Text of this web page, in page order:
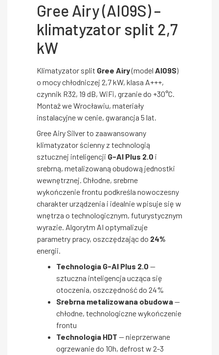
Gree Airy (AI09S) –
klimatyzator split 2,7
kW
Klimatyzator split Gree Airy(model AI09S)
o mocy chłodniczej 2,7 kW, klasa A+++,
czynnik R32, 19 dB, WiFi, grzanie do +30°C.
Montaż we Wrocławiu, materiały
instalacyjne w cenie, gwarancja 5 lat.
Gree Airy Silver to zaawansowany
klimatyzator ścienny z technologią
sztucznej inteligencji G-AI Plus 2.0 i
srebrną, metalizowaną obudową jednostki
wewnętrznej. Chłodne, srebrne
wykończenie frontu podkreśla nowoczesny
charakter urządzenia i idealnie wpisuje się w
wnętrza o technologicznym, futurystycznym
wyrazie. Algorytm AI optymalizuje
parametry pracy, oszczędzając do 24%
energii.
Technologia G-AI Plus 2.0 —
sztuczna inteligencja ucząca się
otoczenia, oszczędność do 24%
Srebrna metalizowana obudowa—
chłodne, technologiczne wykończenie
frontu
Technologia HDT — nieprzerwane
ogrzewanie do 10h, defrost w 2-3